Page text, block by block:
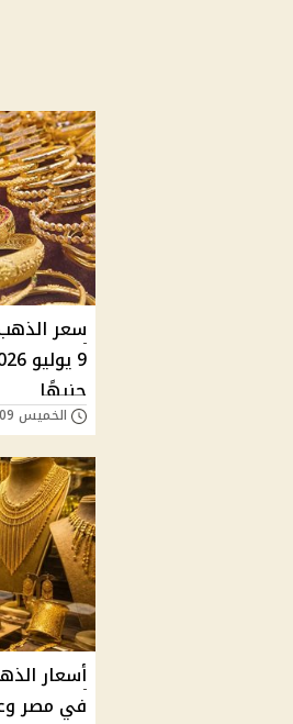
جنيهًا
الخميس 09/يوليو/2026 - 05:08 م
في مصر وعيار 21 يسجل